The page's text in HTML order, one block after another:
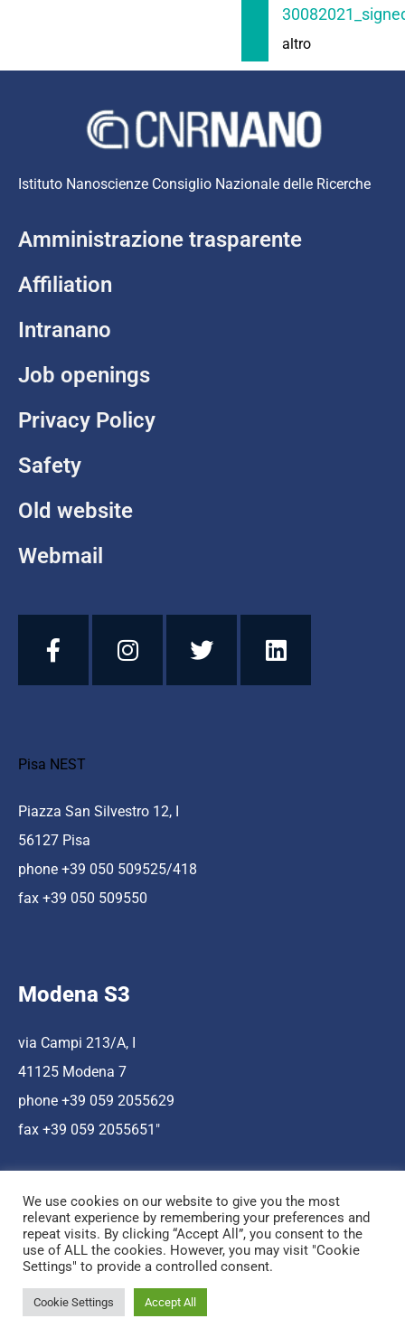
altro
Istituto Nanoscienze Consiglio Nazionale delle Ricerche
Amministrazione trasparente
Affiliation
Intranano
Job openings
Privacy Policy
Safety
Old website
Webmail
Pisa NEST
Piazza San Silvestro 12, I
56127 Pisa
phone +39 050 509525/418
fax +39 050 509550
Modena S3
via Campi 213/A, I
41125 Modena 7
phone +39 059 2055629
fax +39 059 2055651″
Hosting a cura di Cnr Nano
© Copyright Mediamo.net
We use cookies on our website to give you the most
relevant experience by remembering your preferences and
repeat visits. By clicking “Accept All”, you consent to the
use of ALL the cookies. However, you may visit "Cookie
Settings" to provide a controlled consent.
Cookie Settings Accept All